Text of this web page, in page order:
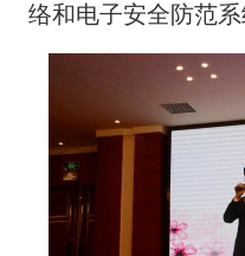
络和电子安全防范系